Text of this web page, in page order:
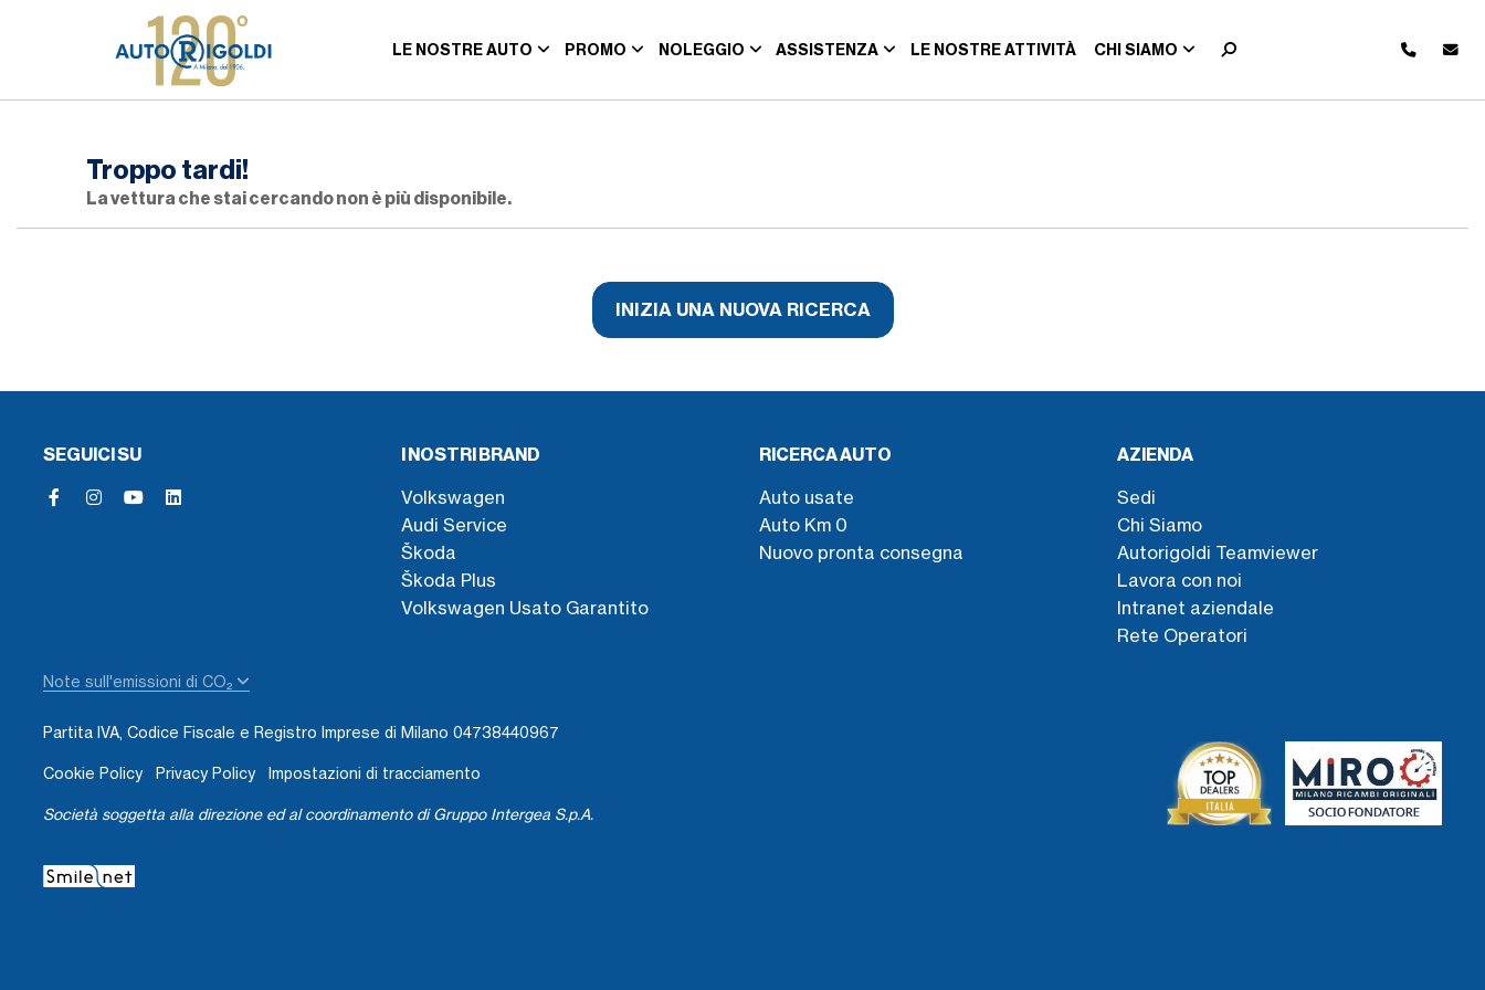
LE NOSTRE AUTO PROMO NOLEGGIO ASSISTENZA LE NOSTRE ATTIVITÀ CHI SIAMO
Troppo tardi!
La vettura che stai cercando non è più disponibile.
INIZIA UNA NUOVA RICERCA
SEGUICI SU I NOSTRI BRAND
Volkswagen
Audi Service
Škoda
Škoda Plus
Volkswagen Usato Garantito
RICERCA AUTO
Auto usate
Auto Km 0
Nuovo pronta consegna
AZIENDA
Sedi
Chi Siamo
Autorigoldi Teamviewer
Lavora con noi
Intranet aziendale
Rete Operatori
Note sull'emissioni di CO₂
Partita IVA, Codice Fiscale e Registro Imprese di Milano 04738440967
Cookie Policy Privacy Policy Impostazioni di tracciamento
Società soggetta alla direzione ed al coordinamento di Gruppo Intergea S.p.A.